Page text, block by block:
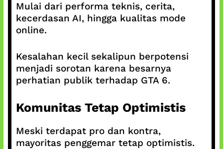
Mulai dari performa teknis, cerita,
kecerdasan AI, hingga kualitas mode
online.
Kesalahan kecil sekalipun berpotensi
menjadi sorotan karena besarnya
perhatian publik terhadap GTA 6.
Komunitas Tetap Optimistis
Meski terdapat pro dan kontra,
mayoritas penggemar tetap optimistis.